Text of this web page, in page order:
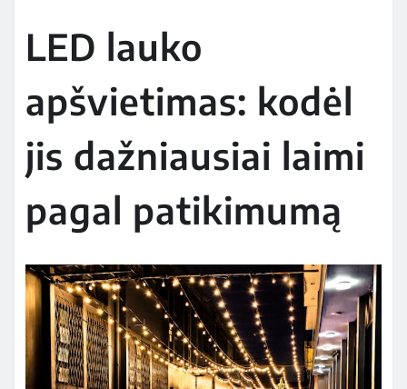
LED lauko
apšvietimas: kodėl
jis dažniausiai laimi
pagal patikimumą